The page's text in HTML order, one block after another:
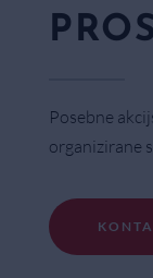
Posebne
organizirane